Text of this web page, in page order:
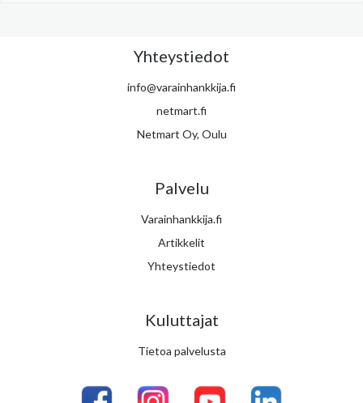
Yhteystiedot
info@varainhankkija.fi
netmart.fi
Netmart Oy, Oulu
Palvelu
Varainhankkija.fi
Artikkelit
Yhteystiedot
Kuluttajat
Tietoa palvelusta